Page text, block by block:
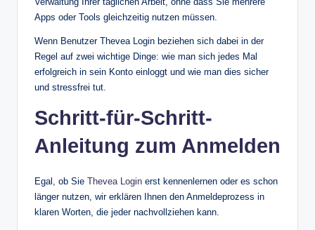
Apps oder Tools gleichzeitig nutzen müssen.
Wenn Benutzer Thevea Login beziehen sich dabei in der
Regel auf zwei wichtige Dinge: wie man sich jedes Mal
erfolgreich in sein Konto einloggt und wie man dies sicher
und stressfrei tut.
Schritt-für-Schritt-
Anleitung zum Anmelden
Egal, ob Sie Thevea Login erst kennenlernen oder es schon
länger nutzen, wir erklären Ihnen den Anmeldeprozess in
klaren Worten, die jeder nachvollziehen kann.